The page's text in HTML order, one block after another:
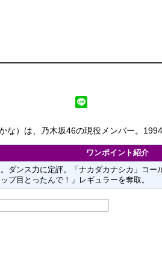
な）は、乃木坂46の現役メンバー。
ワンポイント紹介
ダンス力に定評。「ナカダカナシカ」コー
プ目とったんで！」レギュラーを奪取。